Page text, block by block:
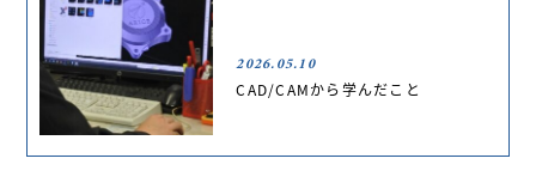
2026.05.10
CAD/CAMから学んだこと